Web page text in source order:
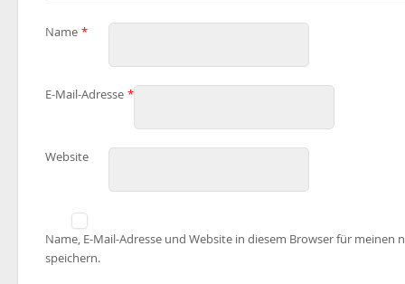
Name *
E-Mail-Adresse *
Website
Name, E-Mail-Adresse und Website in diesem Browser für meinen
speichern.